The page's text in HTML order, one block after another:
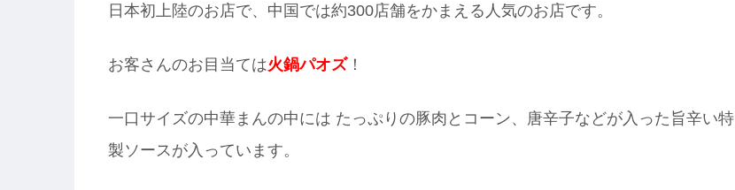
日本初上陸のお店で、中国では約300店舗をかまえる人気のお店です。
お客さんのお目当ては火鍋パオズ！
一口サイズの中華まんの中には たっぷりの豚肉とコーン、唐辛子などが入った旨辛い特
製ソースが入っています。